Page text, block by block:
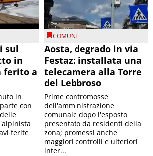
sul
in
ferito a
in
con
ferite
COMUNI
Aosta, degrado in via
Festaz: installata una
telecamera alla Torre
del Lebbroso
Prime contromosse
dell'amministrazione
comunale dopo l'esposto
presentato da residenti della
zona; promessi anche
maggiori controlli e ulteriori
inter...